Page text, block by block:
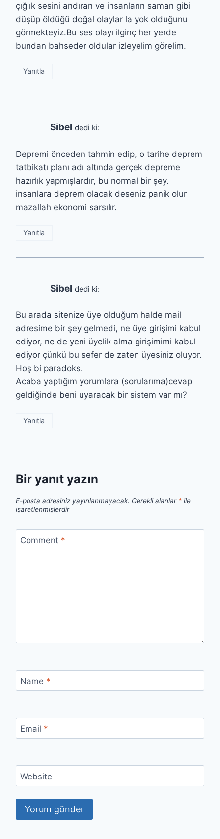
çığlık sesini andıran ve insanların saman gibi
düşüp öldüğü doğal olaylar la yok olduğunu
görmekteyiz.Bu ses olayı ilginç her yerde
bundan bahseder oldular izleyelim görelim.
Yanıtla
Sibel dedi ki:
Depremi önceden tahmin edip, o tarihe deprem
tatbikatı planı adı altında gerçek depreme
hazırlık yapmışlardır, bu normal bir şey.
insanlara deprem olacak deseniz panik olur
mazallah ekonomi sarsılır.
Yanıtla
Sibel dedi ki:
Bu arada sitenize üye olduğum halde mail
adresime bir şey gelmedi, ne üye girişimi kabul
ediyor, ne de yeni üyelik alma girişimimi kabul
ediyor çünkü bu sefer de zaten üyesiniz oluyor.
Hoş bi paradoks.
Acaba yaptığım yorumlara (sorularıma)cevap
geldiğinde beni uyaracak bir sistem var mı?
Yanıtla
Bir yanıt yazın
E-posta adresiniz yayınlanmayacak. Gerekli alanlar * ile
işaretlenmişlerdir
Comment *
Name *
Email *
Website